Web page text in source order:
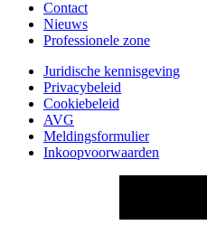
Contact
Nieuws
Professionele zone
Juridische kennisgeving
Privacybeleid
Cookiebeleid
AVG
Meldingsformulier
Inkoopvoorwaarden